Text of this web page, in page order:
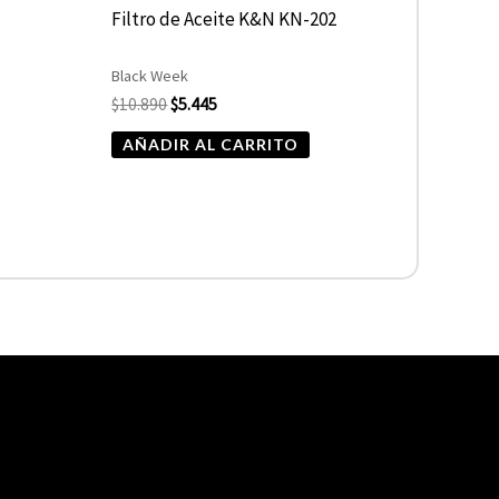
Filtro de Aceite K&N KN-202
Black Week
$10.890$5.445
AÑADIR AL CARRITO